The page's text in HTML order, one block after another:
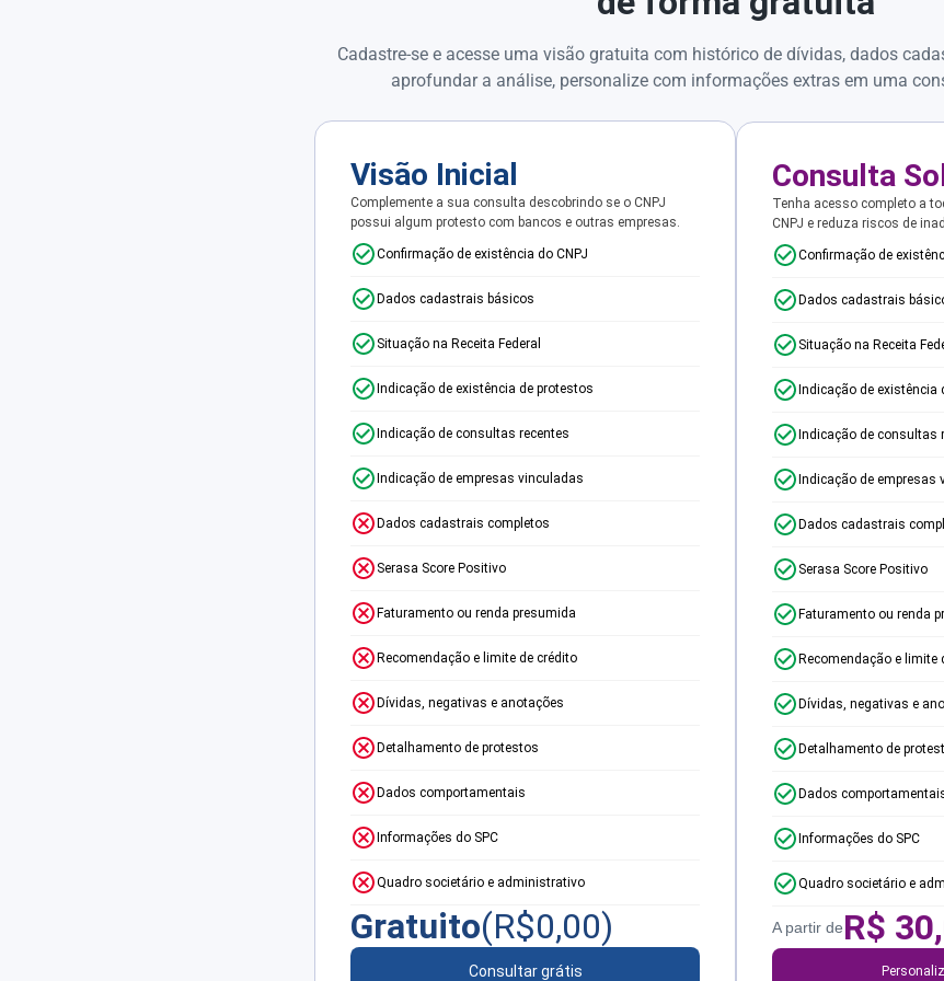
Cadastre-se e acesse uma visão gratuita com histórico de dívidas, dados
aprofundar a análise, personalize com informações extras em uma
Visão Inicial
Complemente a sua consulta descobrindo se o CNPJ
possui algum protesto com bancos e outras empresas.
Confirmação de existência do CNPJ
Dados cadastrais básicos
Situação na Receita Federal
Indicação de existência de protestos
Indicação de consultas recentes
Indicação de empresas vinculadas
Dados cadastrais completos
Serasa Score Positivo
Faturamento ou renda presumida
Recomendação e limite de crédito
Dívidas, negativas e anotações
Detalhamento de protestos
Dados comportamentais
Informações do SPC
Quadro societário e administrativo
Gratuito(R$0,00)
Consultar grátis
Consulta
Tenha acesso completo a
CNPJ e reduza riscos de
Confirmação de
Dados cadastrais
Situação na Receita
Indicação de existência
Indicação de consultas
Indicação de empresas
Dados cadastrais
Serasa Score Positivo
Faturamento ou renda
Recomendação e limite
Dívidas, negativas e
Detalhamento de
Dados
Informações do SPC
Quadro societário e
A partir deR$